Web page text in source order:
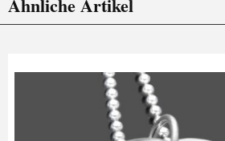
Ähnliche Artikel